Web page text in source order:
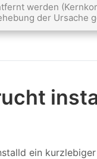
werden
der Ursache
ein